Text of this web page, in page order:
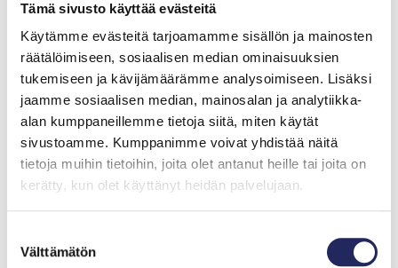
Tämä sivusto käyttää evästeitä
Käytämme evästeitä tarjoamamme sisällön ja mainosten
räätälöimiseen, sosiaalisen median ominaisuuksien
tukemiseen ja kävijämäärämme analysoimiseen. Lisäksi
jaamme sosiaalisen median, mainosalan ja analytiikka-
alan kumppaneillemme tietoja siitä, miten käytät
sivustoamme. Kumppanimme voivat yhdistää näitä
tietoja muihin tietoihin, joita olet antanut heille tai joita on
kerätty, kun olet käyttänyt heidän palvelujaan.
valinta
Välttämätön
Helsingin kansainväliset venemessut helmikuussa
Helsingin Messukeskus järjestää Pohjois-Euroopan
suurimman veneilytapahtuman Vene 25 Båt Helsingin
kansainväliset venemessut 7.–16.2.2025 Helsingin
Messukeskuksessa Venealan Keskusliitto Finnboat
ry:n toimeksiannosta.
www.venemessut.fi #venemessut
Yhteistyö John Nurmisen Säätiön kanssa on osa